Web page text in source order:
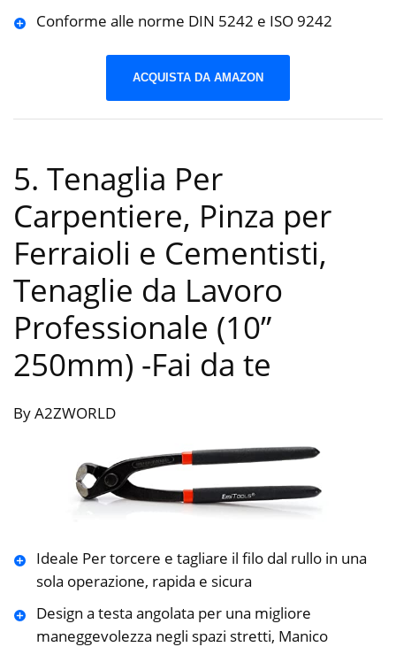
Conforme alle norme DIN 5242 e ISO 9242
ACQUISTA DA AMAZON
5. Tenaglia Per
Carpentiere, Pinza per
Ferraioli e Cementisti,
Tenaglie da Lavoro
Professionale (10”
250mm) -Fai da te
By A2ZWORLD
Ideale Per torcere e tagliare il filo dal rullo in una
sola operazione, rapida e sicura
Design a testa angolata per una migliore
maneggevolezza negli spazi stretti, Manico